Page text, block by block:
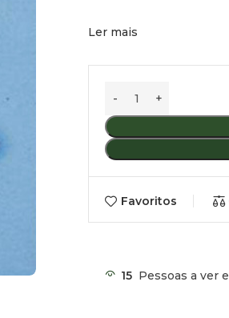
Ler mais
Favoritos
15 Pessoas a ver